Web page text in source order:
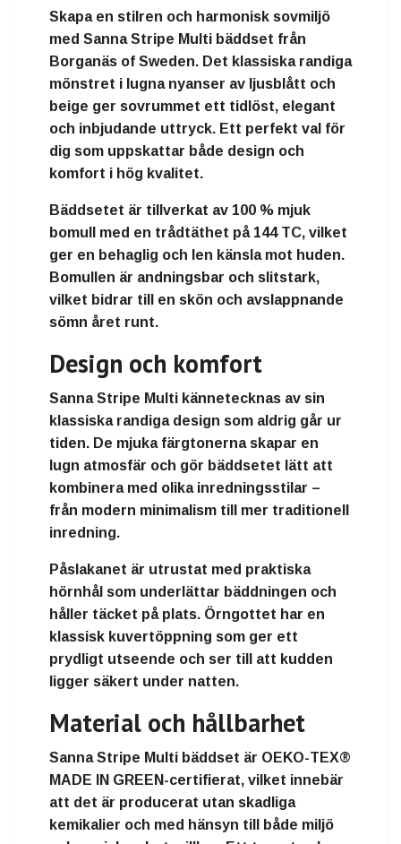
Skapa en stilren och harmonisk sovmiljö
med Sanna Stripe Multi bäddset från
Borganäs of Sweden. Det klassiska randiga
mönstret i lugna nyanser av ljusblått och
beige ger sovrummet ett tidlöst, elegant
och inbjudande uttryck. Ett perfekt val för
dig som uppskattar både design och
komfort i hög kvalitet.
Bäddsetet är tillverkat av 100 % mjuk
bomull med en trådtäthet på 144 TC, vilket
ger en behaglig och len känsla mot huden.
Bomullen är andningsbar och slitstark,
vilket bidrar till en skön och avslappnande
sömn året runt.
Design och komfort
Sanna Stripe Multi kännetecknas av sin
klassiska randiga design som aldrig går ur
tiden. De mjuka färgtonerna skapar en
lugn atmosfär och gör bäddsetet lätt att
kombinera med olika inredningsstilar –
från modern minimalism till mer traditionell
inredning.
Påslakanet är utrustat med praktiska
hörnhål som underlättar bäddningen och
håller täcket på plats. Örngottet har en
klassisk kuvertöppning som ger ett
prydligt utseende och ser till att kudden
ligger säkert under natten.
Material och hållbarhet
Sanna Stripe Multi bäddset är OEKO-TEX®
MADE IN GREEN-certifierat, vilket innebär
att det är producerat utan skadliga
kemikalier och med hänsyn till både miljö